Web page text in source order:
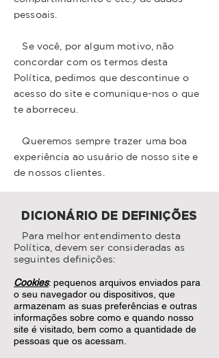
pessoais.
Se você, por algum motivo, não
concordar com os termos desta
Política, pedimos que descontinue o
acesso do site e comunique-nos o que
te aborreceu.
Queremos sempre trazer uma boa
experiência ao usuário de nosso site e
de nossos clientes.
DICIONÁRIO DE DEFINIÇÕES
Para melhor entendimento desta
Política, devem ser consideradas as
seguintes definições:
Cookies: pequenos arquivos enviados para
o seu navegador ou dispositivos, que
armazenam as suas preferências e outras
informações sobre como e quando nosso
site é visitado, bem como a quantidade de
pessoas que os acessam.